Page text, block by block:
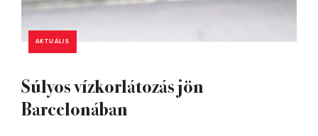
AKTUÁLIS
Súlyos vízkorlátozás jön
Barcelonában